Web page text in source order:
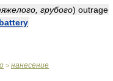
грубого) outrage
> нанесение